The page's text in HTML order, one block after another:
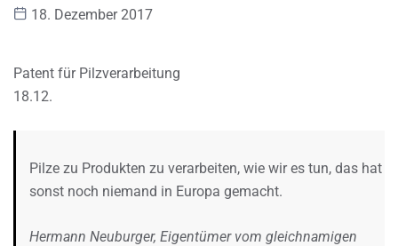
18. Dezember 2017
Patent für Pilzverarbeitung
18.12.
Pilze zu Produkten zu verarbeiten, wie wir es tun, das hat
sonst noch niemand in Europa gemacht.
Hermann Neuburger, Eigentümer vom gleichnamigen